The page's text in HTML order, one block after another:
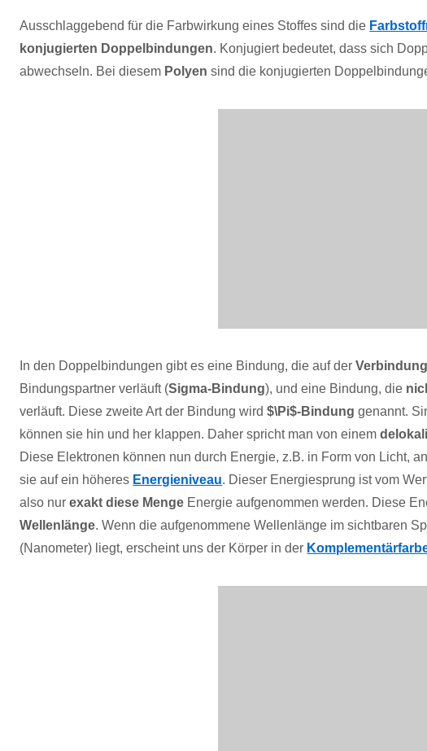
Ausschlaggebend für die Farbwirkung eines Stoffes sind die
konjugierten Doppelbindungen. Konjugiert bedeutet, dass sich
abwechseln. Bei diesem Polyen sind die konjugierten
In den Doppelbindungen gibt es eine Bindung, die auf der
Bindungspartner verläuft (Sigma-Bindung), und eine Bindung, die
verläuft. Diese zweite Art der Bindung wird$\Pi$-Bindung genannt.
können sie hin und her klappen. Daher spricht man von einem
Diese Elektronen können nun durch Energie, z.B. in Form von Licht,
sie auf ein höheres Energieniveau. Dieser Energiesprung ist vom
also nurexakt diese Menge Energie aufgenommen werden. Diese
Wellenlänge. Wenn die aufgenommene Wellenlänge im sichtbaren
(Nanometer) liegt, erscheint uns der Körper in der